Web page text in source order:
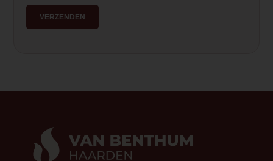
VERZENDEN